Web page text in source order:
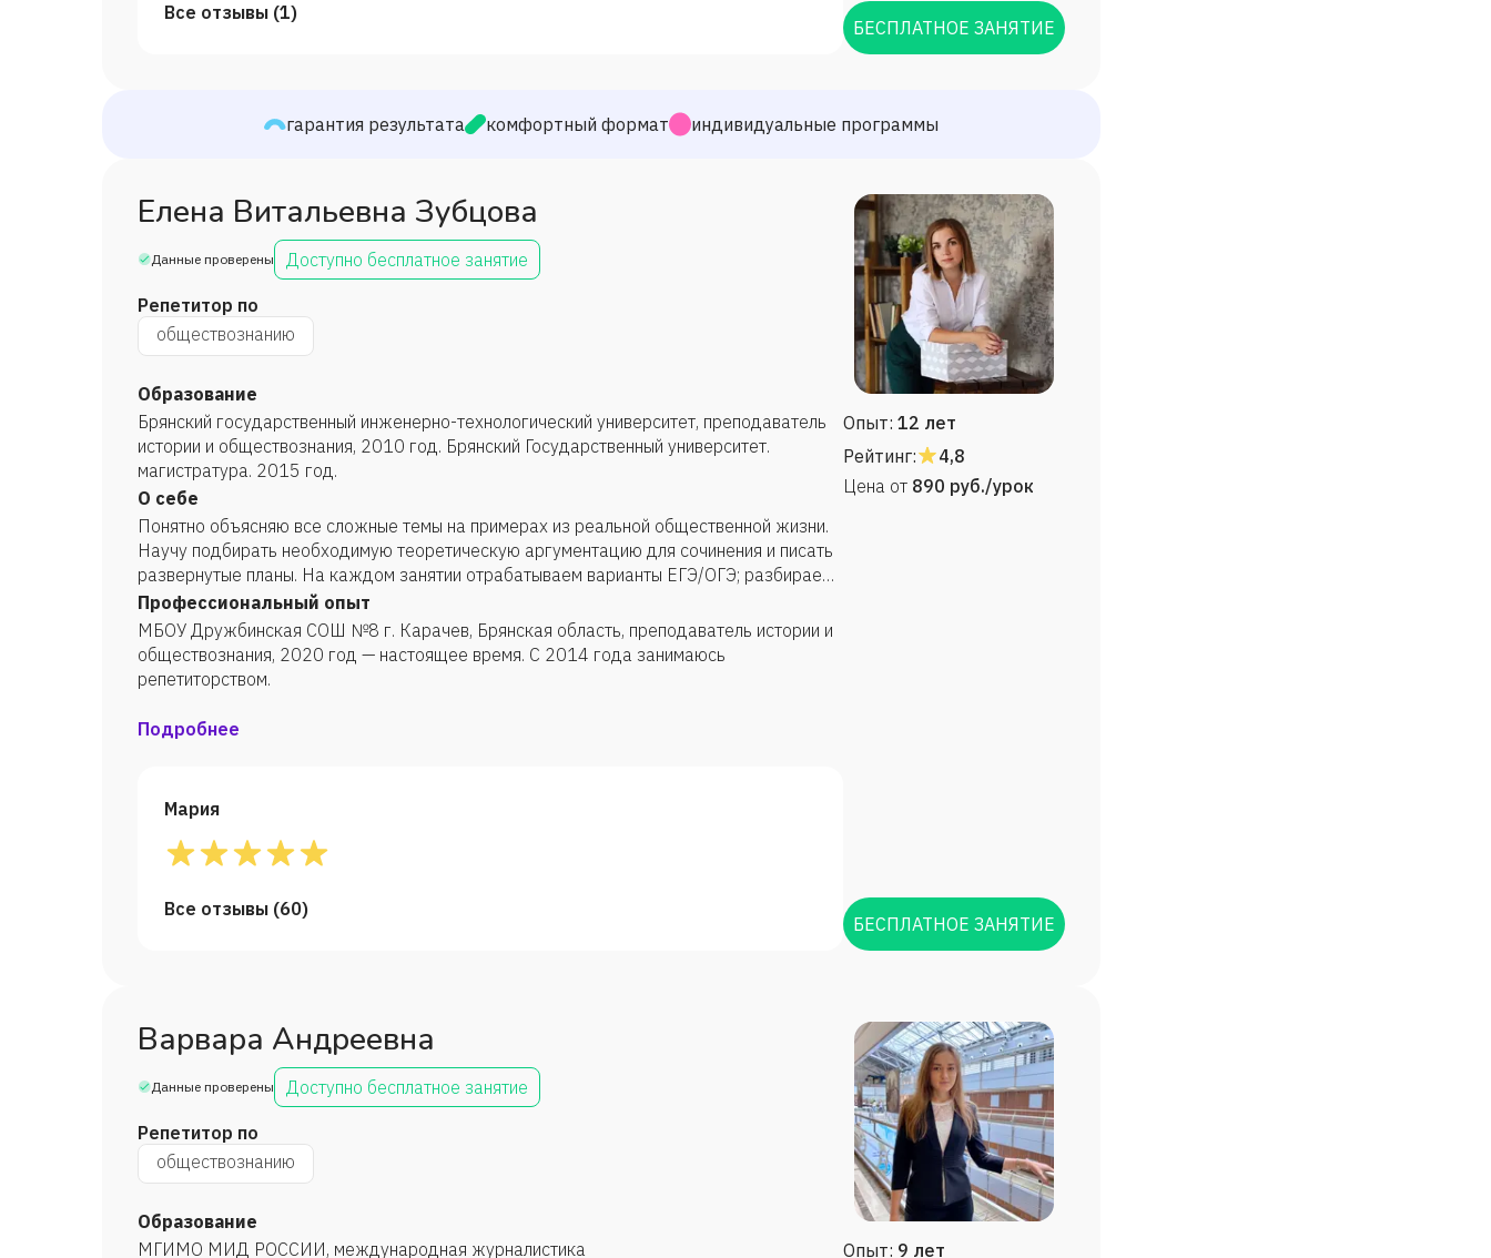
Все отзывы (1)
БЕСПЛАТНОЕ ЗАНЯТИЕ
гарантия результата комфортный формат индивидуальные программы
Елена Витальевна Зубцова
Данные проверены Доступно бесплатное занятие
Репетитор по
обществознанию
Образование
Брянский государственный инженерно-технологический университет, преподаватель
истории и обществознания, 2010 год. Брянский Государственный университет.
магистратура. 2015 год.
О себе
Понятно объясняю все сложные темы на примерах из реальной общественной жизни.
Научу подбирать необходимую теоретическую аргументацию для сочинения и писать
развернутые планы. На каждом занятии отрабатываем варианты ЕГЭ/ОГЭ; разбираем
все темы кодификатора. Для составления предварительной программы обучения и
определения текущего уровня знаний ученик на первом занятии решает тест.
Профессиональный опыт
МБОУ Дружбинская СОШ №8 г. Карачев, Брянская область, преподаватель истории и
обществознания, 2020 год — настоящее время. С 2014 года занимаюсь
репетиторством.
Подробнее
Мария
Все отзывы (60)
Опыт: 12 лет
Рейтинг:
4,8
Цена от 890 руб./урок
БЕСПЛАТНОЕ ЗАНЯТИЕ
Варвара Андреевна
Данные проверены Доступно бесплатное занятие
Репетитор по
обществознанию
Образование
МГИМО МИД РОССИИ, международная журналистика
Опыт: 9 лет